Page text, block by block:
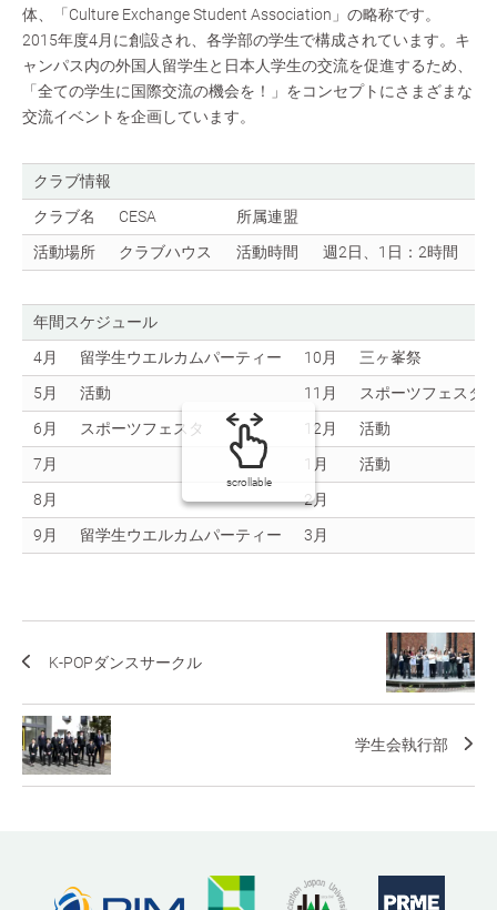
体、「Culture Exchange Student Association」の略称です。
2015年度4月に創設され、各学部の学生で構成されています。キ
ャンパス内の外国人留学生と日本人学生の交流を促進するため、
「全ての学生に国際交流の機会を！」をコンセプトにさまざまな
交流イベントを企画しています。
クラブ情報
クラブ名
CESA
所属連盟
活動場所
クラブハウス 活動時間 週2日、1日：2時間
年間スケジュール
4月
留学生ウエルカムパーティー 10月
三ヶ峯祭
5月
活動 11月
スポーツフェスタ
6月
スポーツフェスタ 12月
活動
7月
1月
活動
8月
2月
9月
留学生ウエルカムパーティー 3月
scrollable
K-POPダンスサークル
学生会執行部